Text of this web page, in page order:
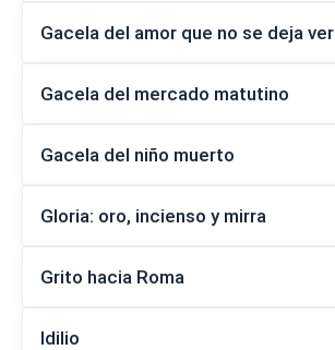
Gacela del amor que no se deja ver
Gacela del mercado matutino
Gacela del niño muerto
Gloria: oro, incienso y mirra
Grito hacia Roma
Idilio